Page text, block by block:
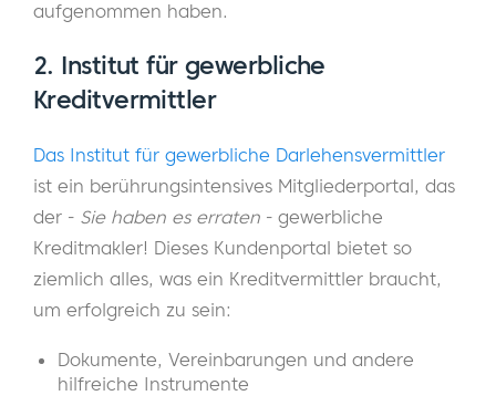
aufgenommen haben.
2. Institut für gewerbliche
Kreditvermittler
Das Institut für gewerbliche Darlehensvermittler
ist ein berührungsintensives Mitgliederportal, das
der - Sie haben es erraten - gewerbliche
Kreditmakler! Dieses Kundenportal bietet so
ziemlich alles, was ein Kreditvermittler braucht,
um erfolgreich zu sein:
Dokumente, Vereinbarungen und andere
hilfreiche Instrumente